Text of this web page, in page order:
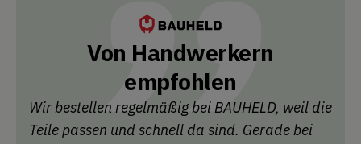
Von Handwerkern
empfohlen
Wir bestellen regelmäßig bei BAUHELD, weil die
Teile passen und schnell da sind. Gerade bei